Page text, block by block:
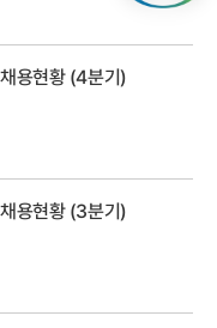
용현황 (4분기)
용현황 (3분기)